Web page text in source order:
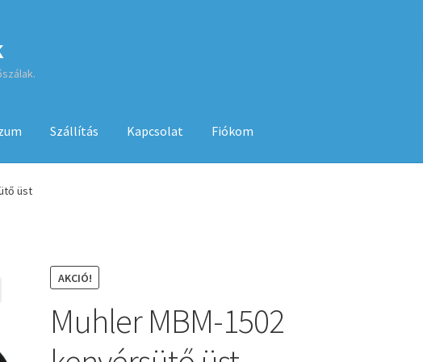
Szállítás Kapcsolat Fiókom
ÁSZF
üst
AKCIÓ!
Muhler MBM-1502